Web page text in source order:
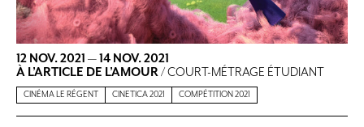
12 NOV. 2021 —14 NOV. 2021
À L’ARTICLE DE L’AMOUR/ COURT-MÉTRAGE ÉTUDIANT
CINÉMA LE RÉGENT CINETICA 2021 COMPÉTITION 2021